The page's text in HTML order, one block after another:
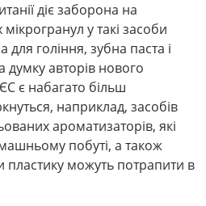
діє заборона на
у такі засоби
для гоління, зубна паста і
думку авторів нового
є набагато більш
наприклад, засобів
ароматизаторів, які
побуті, а також
пластику можуть потрапити в